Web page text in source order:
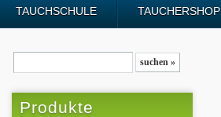
TAUCHSCHULE TAUCHERSHOP
Produkte